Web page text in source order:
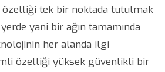
tek bir noktada tutulmak
yani bir ağın tamamında
her alanda ilgi
özelliği yüksek güvenlikli bir